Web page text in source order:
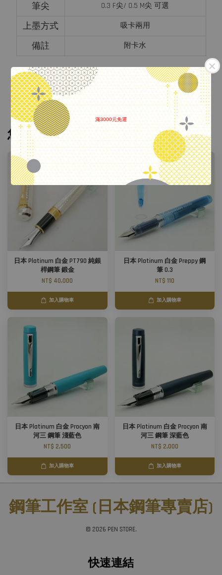
滿3000元免運
筆尖 0.3 F尖/ 0.5 M尖 可選
上墨方式 吸卡兩用
備註 附卡水
您可能也喜歡
日本 Platinum 白金 PT790 純銀
桿鋼筆 鍛金
NT$ 40,000
加入購物車
日本 Platinum 白金 Preppy 鋼
筆 0.3
NT$ 110
加入購物車
日本 Platinum 白金 Procyon 南
河三 鋼筆 淺藍色
NT$ 2,500
加入購物車
日本 Platinum 白金 Procyon 南
河三 鋼筆 深藍色
NT$ 2,000
加入購物車
鋼筆工作室 (日本鋼筆專賣店)
© 2026 PEN STORE.
快速連結